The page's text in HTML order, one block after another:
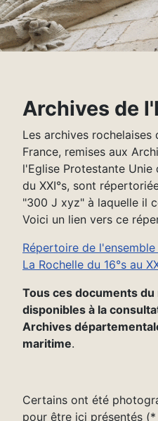
Archives de
Les archives rochelaises
France, remises aux
l'Eglise Protestante Unie
du XXI°s, sont
"300 J xyz" à laquelle il
Voici un lien vers ce
Répertoire de
La Rochelle du 16°s au
Tous ces documents
disponibles à la
Archives
maritime.
Certains ont été
pour être ici présentés (*